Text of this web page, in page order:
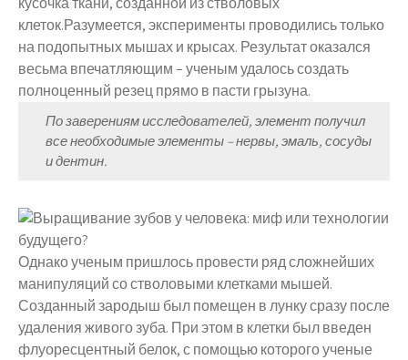
клеток.Разумеется, эксперименты проводились только
на подопытных мышах и крысах. Результат оказался
весьма впечатляющим – ученым удалось создать
полноценный резец прямо в пасти грызуна.
По заверениям исследователей, элемент получил
все необходимые элементы – нервы, эмаль, сосуды
и дентин.
Однако ученым пришлось провести ряд сложнейших
манипуляций со стволовыми клетками мышей.
Созданный зародыш был помещен в лунку сразу после
удаления живого зуба. При этом в клетки был введен
флуоресцентный белок, с помощью которого ученые